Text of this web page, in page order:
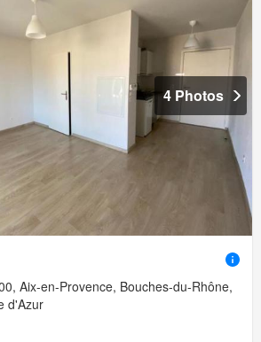
4 Photos
Aix-en-Provence, Bouches-du-Rhône,
d'Azur